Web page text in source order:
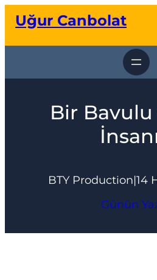
geçUğur Canbolat
Bir Bavulu
BTY Production|14
Günün